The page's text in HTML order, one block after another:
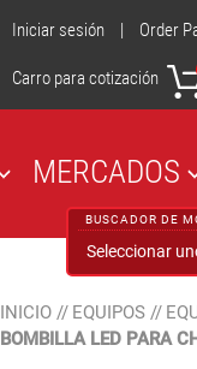
Iniciar sesión | Order
Carro para cotización
MERCADOS
BUSCADOR DE
INICIO// EQUIPOS//
BOMBILLA LED PARA